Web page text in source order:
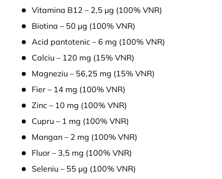
Vitamina B12 – 2,5 µg (100% VNR)
Biotina – 50 µg (100% VNR)
Acid pantotenic – 6 mg (100% VNR)
Calciu – 120 mg (15% VNR)
Magneziu – 56,25 mg (15% VNR)
Fier – 14 mg (100% VNR)
Zinc – 10 mg (100% VNR)
Cupru – 1 mg (100% VNR)
Mangan – 2 mg (100% VNR)
Fluor – 3,5 mg (100% VNR)
Seleniu – 55 µg (100% VNR)